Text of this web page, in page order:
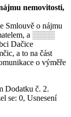
nemovitosti,
Smlouvě o nájmu
a ░░░░
Dačice
a to na část
o výměře
Dodatku č. 2.
se: 0, Usnesení